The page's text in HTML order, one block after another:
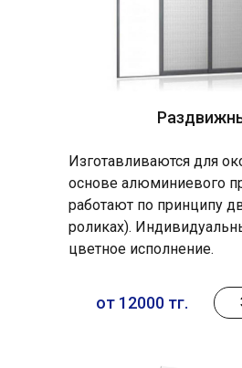
Изготавливаются для
основе алюминиевого
работают по принципу
роликах).
цветное исполнение.
от 12000 тг.